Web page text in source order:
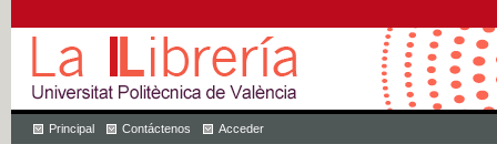
Principal Contáctenos Acceder